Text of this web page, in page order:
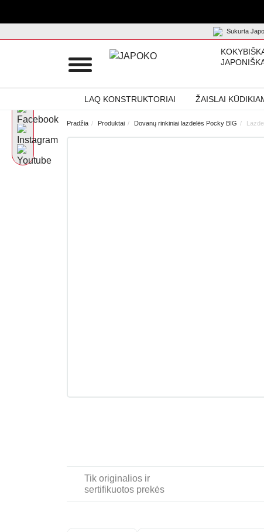
Sukurta
LAQ KONSTRUKTORIAI ŽAISLAI
Pradžia Produktai Dovanų rinkiniai lazdelės Pocky BIG
Tik originalios ir
sertifikuotos prekės